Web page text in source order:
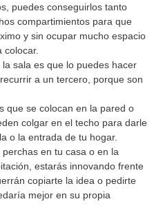
puedes conseguirlos tanto
compartimientos para que
y sin ocupar mucho espacio
colocar.
sala es que lo puedes hacer
a un tercero, porque son
que se colocan en la pared o
colgar en el techo para darle
o la entrada de tu hogar.
en tu casa o en la
estarás innovando frente
copiarte la idea o pedirte
mejor en su propia